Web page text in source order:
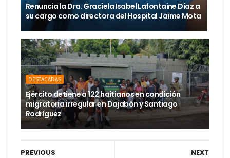
Renuncia la Dra. Graciela Isabel Lafontaine Díaz a
su cargo como directora del Hospital Jaime Mota
DESTACADAS
Ejército detiene a 122 haitianos en condición
migratoria irregular en Dajabón y Santiago
Rodríguez
NEXT
PREVIOUS